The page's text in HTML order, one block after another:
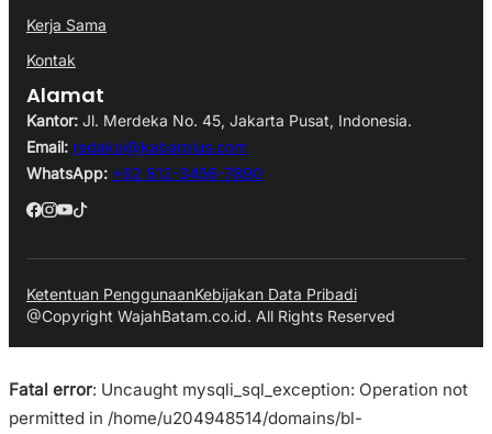
Kerja Sama
Kontak
Alamat
Kantor: Jl. Merdeka No. 45, Jakarta Pusat, Indonesia.
Email: redaksi@kabarplus.com
WhatsApp: +62 812-3456-7890
Ketentuan PenggunaanKebijakan Data Pribadi
@Copyright WajahBatam.co.id. All Rights Reserved
Fatal error: Uncaught mysqli_sql_exception: Operation not
permitted in /home/u204948514/domains/bl-